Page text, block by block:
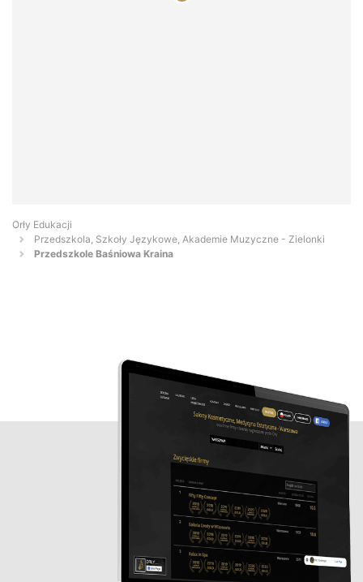
Orły Edukacji
Przedszkola, Szkoły Językowe, Akademie Muzyczne - Zielonki
Przedszkole Baśniowa Kraina